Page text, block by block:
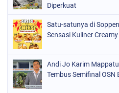
POLRI
SOPPENG
SULSEL
Diperkuat
Satu-satunya di
Sensasi Kuliner
Andi Jo Karim
Tembus Semifinal OSN